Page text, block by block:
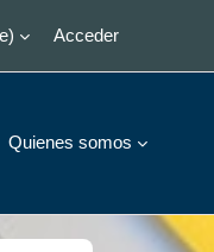
Acceder
Quienes somos